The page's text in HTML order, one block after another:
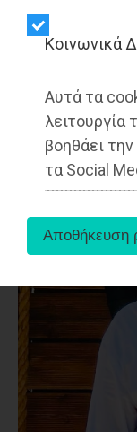
Kοινωνικά
Αυτά τα
λειτουργία
βοηθάει
τα Social
Δήμος
μέριμνα και
(photo)